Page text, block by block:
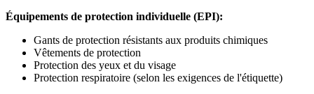
Équipements de protection individuelle (EPI):
Gants de protection résistants aux produits chimiques
Vêtements de protection
Protection des yeux et du visage
Protection respiratoire (selon les exigences de l'étiquette)